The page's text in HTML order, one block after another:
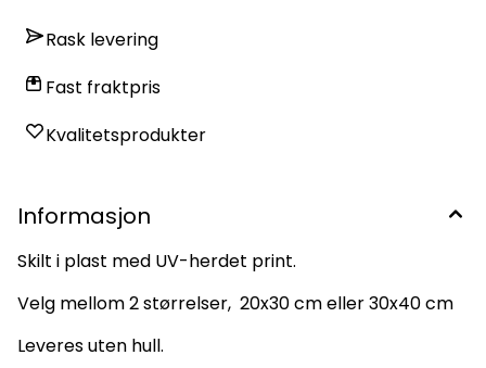
Rask levering
Fast fraktpris
Kvalitetsprodukter
Informasjon
Skilt i plast med UV-herdet print.
Velg mellom 2 størrelser, 20x30 cm eller 30x40 cm
Leveres uten hull.